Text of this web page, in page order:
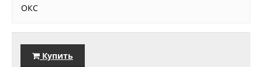
ОКС
Купить